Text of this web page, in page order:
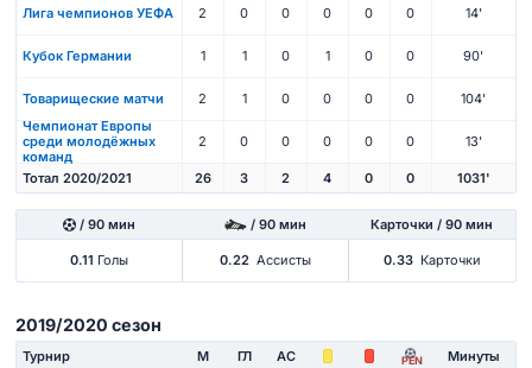
Лига чемпионов УЕФА 2 0 0 0 0 0 14'
Кубок Германии 1 1 0 1 0 0 90'
Товарищеские матчи 2 1 0 0 0 0
104'
Чемпионат Европы
среди молодёжных
команд
2 0 0 0 0 0 13'
Тотал 2020/2021 26 3 2 4 0 0 1031'
/ 90 мин / 90 мин Карточки / 90 мин
0.11 Голы 0.22 Ассисты 0.33 Карточки
2019/2020 сезон
Турнир М ГЛ АС PEN Минуты